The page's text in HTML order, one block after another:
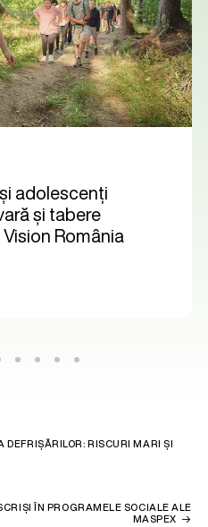
adolescenți
și tabere
România
RISCURI MARI ȘI
ÎN PROGRAMELE SOCIALE ALE
MASPEX